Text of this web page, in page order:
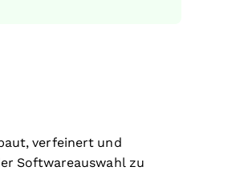
verfeinert und
Softwareauswahl zu